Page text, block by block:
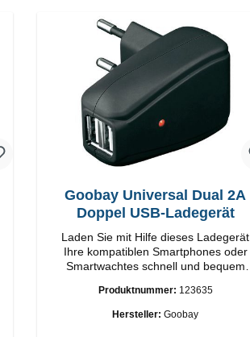
Goobay Universal Dual 2A
Doppel USB-Ladegerät
Laden Sie mit Hilfe dieses Ladegerät
Ihre kompatiblen Smartphones oder
Smartwachtes schnell und bequem
Farbe: Schwarz
Produktnummer: 123635
Hersteller: Goobay